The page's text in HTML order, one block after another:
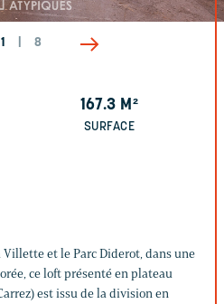
1 8
167.3 M²
SURFACE
et le Parc Diderot, dans une
ce loft présenté en plateau
est issu de la division en